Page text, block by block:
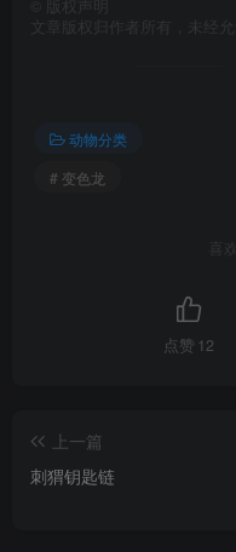
版权声明
文章版权归作者所有，未经允
动物分类
# 变色龙
点赞 12
上一篇
刺猬钥匙链